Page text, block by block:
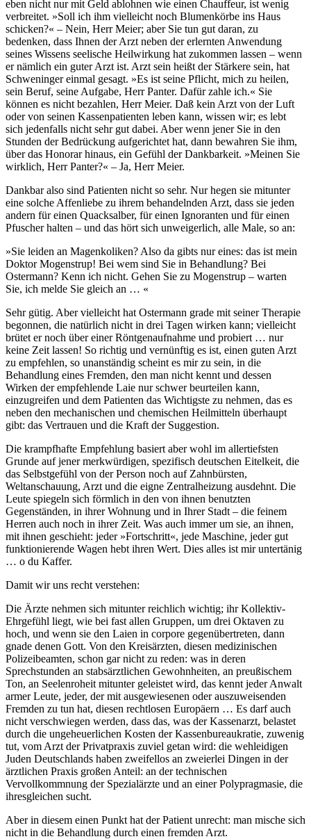
eben nicht nur mit Geld ablohnen wie einen Chauffeur, ist wenig
verbreitet. »Soll ich ihm vielleicht noch Blumenkörbe ins Haus
schicken?« – Nein, Herr Meier; aber Sie tun gut daran, zu
bedenken, dass Ihnen der Arzt neben der erlernten Anwendung
seines Wissens seelische Heilwirkung hat zukommen lassen – wenn
er nämlich ein guter Arzt ist. Arzt sein heißt der Stärkere sein, hat
Schweninger einmal gesagt. »Es ist seine Pflicht, mich zu heilen,
sein Beruf, seine Aufgabe, Herr Panter. Dafür zahle ich.« Sie
können es nicht bezahlen, Herr Meier. Daß kein Arzt von der Luft
oder von seinen Kassenpatienten leben kann, wissen wir; es lebt
sich jedenfalls nicht sehr gut dabei. Aber wenn jener Sie in den
Stunden der Bedrückung aufgerichtet hat, dann bewahren Sie ihm,
über das Honorar hinaus, ein Gefühl der Dankbarkeit. »Meinen Sie
wirklich, Herr Panter?« – Ja, Herr Meier.
Dankbar also sind Patienten nicht so sehr. Nur hegen sie mitunter
eine solche Affenliebe zu ihrem behandelnden Arzt, dass sie jeden
andern für einen Quacksalber, für einen Ignoranten und für einen
Pfuscher halten – und das hört sich unweigerlich, alle Male, so an:
»Sie leiden an Magenkoliken? Also da gibts nur eines: das ist mein
Doktor Mogenstrup! Bei wem sind Sie in Behandlung? Bei
Ostermann? Kenn ich nicht. Gehen Sie zu Mogenstrup – warten
Sie, ich melde Sie gleich an … «
Sehr gütig. Aber vielleicht hat Ostermann grade mit seiner Therapie
begonnen, die natürlich nicht in drei Tagen wirken kann; vielleicht
brütet er noch über einer Röntgenaufnahme und probiert … nur
keine Zeit lassen! So richtig und vernünftig es ist, einen guten Arzt
zu empfehlen, so unanständig scheint es mir zu sein, in die
Behandlung eines Fremden, den man nicht kennt und dessen
Wirken der empfehlende Laie nur schwer beurteilen kann,
einzugreifen und dem Patienten das Wichtigste zu nehmen, das es
neben den mechanischen und chemischen Heilmitteln überhaupt
gibt: das Vertrauen und die Kraft der Suggestion.
Die krampfhafte Empfehlung basiert aber wohl im allertiefsten
Grunde auf jener merkwürdigen, spezifisch deutschen Eitelkeit, die
das Selbstgefühl von der Person noch auf Zahnbürsten,
Weltanschauung, Arzt und die eigne Zentralheizung ausdehnt. Die
Leute spiegeln sich förmlich in den von ihnen benutzten
Gegenständen, in ihrer Wohnung und in Ihrer Stadt – die feinem
Herren auch noch in ihrer Zeit. Was auch immer um sie, an ihnen,
mit ihnen geschieht: jeder »Fortschritt«, jede Maschine, jeder gut
funktionierende Wagen hebt ihren Wert. Dies alles ist mir untertänig
… o du Kaffer.
Damit wir uns recht verstehen:
Die Ärzte nehmen sich mitunter reichlich wichtig; ihr Kollektiv-
Ehrgefühl liegt, wie bei fast allen Gruppen, um drei Oktaven zu
hoch, und wenn sie den Laien in corpore gegenübertreten, dann
gnade denen Gott. Von den Kreisärzten, diesen medizinischen
Polizeibeamten, schon gar nicht zu reden: was in deren
Sprechstunden an stabsärztlichen Gewohnheiten, an preußischem
Ton, an Seelenroheit mitunter geleistet wird, das kennt jeder Anwalt
armer Leute, jeder, der mit ausgewiesenen oder auszuweisenden
Fremden zu tun hat, diesen rechtlosen Europäern … Es darf auch
nicht verschwiegen werden, dass das, was der Kassenarzt, belastet
durch die ungeheuerlichen Kosten der Kassenbureaukratie, zuwenig
tut, vom Arzt der Privatpraxis zuviel getan wird: die wehleidigen
Juden Deutschlands haben zweifellos an zweierlei Dingen in der
ärztlichen Praxis großen Anteil: an der technischen
Vervollkommnung der Spezialärzte und an einer Polypragmasie, die
ihresgleichen sucht.
Aber in diesem einen Punkt hat der Patient unrecht: man mische sich
nicht in die Behandlung durch einen fremden Arzt.